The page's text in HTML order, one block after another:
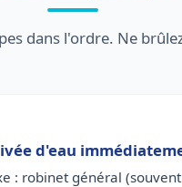
dans l'ordre. Ne
d'eau
: robinet général